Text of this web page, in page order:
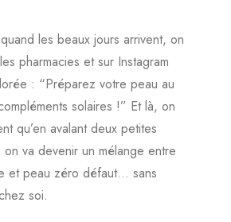
les beaux jours arrivent, on
pharmacies et sur Instagram
: “Préparez votre peau au
solaires !” Et là, on
qu’en avalant deux petites
va devenir un mélange entre
et peau zéro défaut… sans
soi.